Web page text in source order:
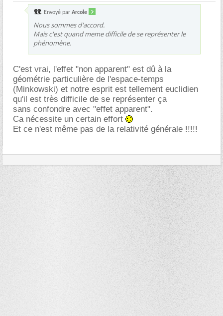
Envoyé par Arcole
Nous sommes d'accord.
Mais c'est quand meme difficile de se représenter le
phénomène.
C'est vrai, l'effet "non apparent" est dû à la
géométrie particulière de l'espace-temps
(Minkowski) et notre esprit est tellement euclidien
qu'il est très difficile de se représenter ça
sans confondre avec "effet apparent".
Ca nécessite un certain effort
Et ce n'est même pas de la relativité générale !!!!!